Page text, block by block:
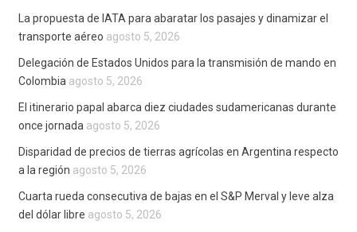
La propuesta de IATA para abaratar los pasajes y dinamizar el
transporte aéreo agosto 5, 2026
Delegación de Estados Unidos para la transmisión de mando en
Colombia agosto 5, 2026
El itinerario papal abarca diez ciudades sudamericanas durante
once jornada agosto 5, 2026
Disparidad de precios de tierras agrícolas en Argentina respecto
a la región agosto 5, 2026
Cuarta rueda consecutiva de bajas en el S&P Merval y leve alza
del dólar libre agosto 5, 2026